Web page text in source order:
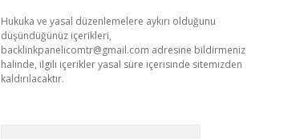
Hukuka ve yasal düzenlemelere aykırı olduğunu
düşündüğünüz içerikleri,
backlinkpanelicomtr@gmail.com adresine bildirmeniz
halinde, ilgili içerikler yasal süre içerisinde sitemizden
kaldırılacaktır.